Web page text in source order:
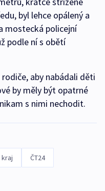
byl lehce opálený a
mostecká policejní
podle ní s obětí
aby nabádali děti
by měly být opatrné
s nimi nechodit.
ČT24